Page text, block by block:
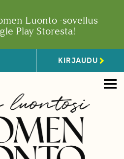
Luonto -sovellus
Play Storesta!
KIRJAUDU